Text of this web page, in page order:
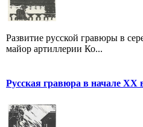
Развитие русской гравюры в
майор артиллерии Ко...
Русская гравюра в начале XX